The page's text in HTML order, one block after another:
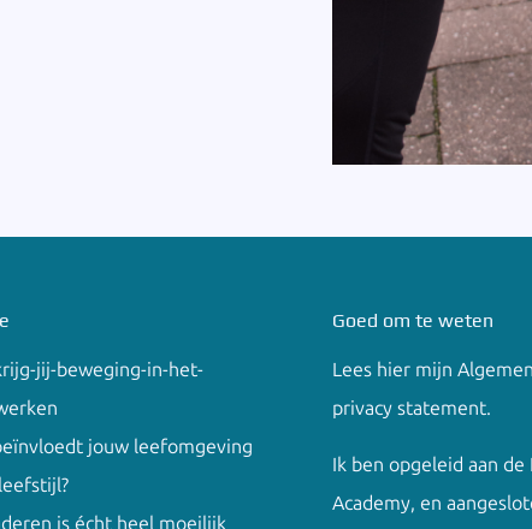
jij-beweging-in-het-
jouw leefomgeving
is écht heel moeilijk
Goed om te weten
Lees hier mijn
privacy statement.
Ik ben opgeleid aan de
Academy, en